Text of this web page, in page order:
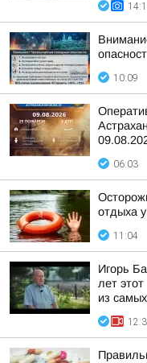
10:09
06:03
отдыха
11:04
Игорь
лет
из